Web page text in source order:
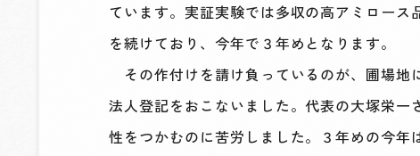
ています。実証実験では多収の高アミロー
を続けており、今年で３年めとなります。
その作付けを請け負っているのが、圃場地
法人登記をおこないました。代表の大塚栄
性をつかむのに苦労しました。３年めの今